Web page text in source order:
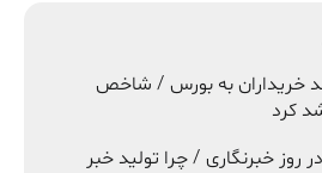
خریداران به بورس / شاخص
روز خبرنگاری / چرا تولید خبر